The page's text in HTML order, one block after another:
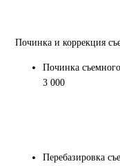
Починка и коррекция
Починка
3 000
Перебазировка